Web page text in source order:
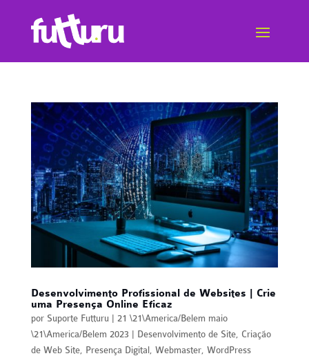
Desenvolvimento Profissional de Websites | Crie
uma Presença Online Eficaz
por Suporte Futturu
21 \21\America/Belem maio
\21\America/Belem 2023
Desenvolvimento de Site, Criação
de Web Site, Presença Digital Webmaster, WordPress